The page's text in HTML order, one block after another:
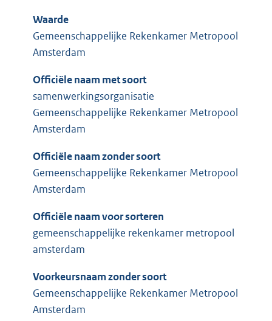
Waarde
Gemeenschappelijke Rekenkamer Metropool
Amsterdam
Officiële naam met soort
samenwerkingsorganisatie
Gemeenschappelijke Rekenkamer Metropool
Amsterdam
Officiële naam zonder soort
Gemeenschappelijke Rekenkamer Metropool
Amsterdam
Officiële naam voor sorteren
gemeenschappelijke rekenkamer metropool
amsterdam
Voorkeursnaam zonder soort
Gemeenschappelijke Rekenkamer Metropool
Amsterdam